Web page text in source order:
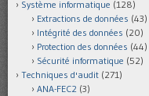
Système informatique (128)
Extractions de données (43)
Intégrité des données (20)
Protection des données (44)
Sécurité informatique (52)
Techniques d'audit (271)
ANA-FEC2 (3)